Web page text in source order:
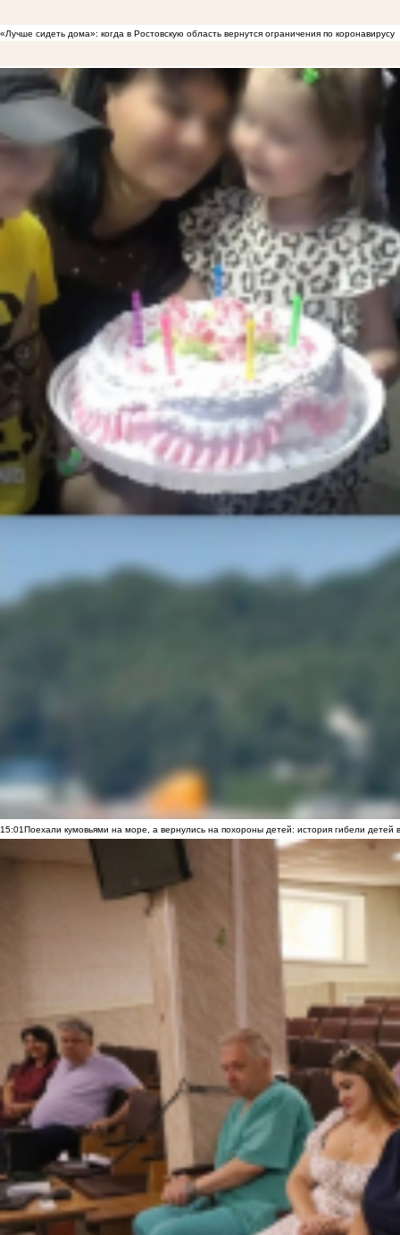
«Лучше сидеть дома»: когда в Ростовскую область вернутся ограничения по коронавирусу
15:01Поехали кумовьями на море, а вернулись на похороны детей: история гибели детей